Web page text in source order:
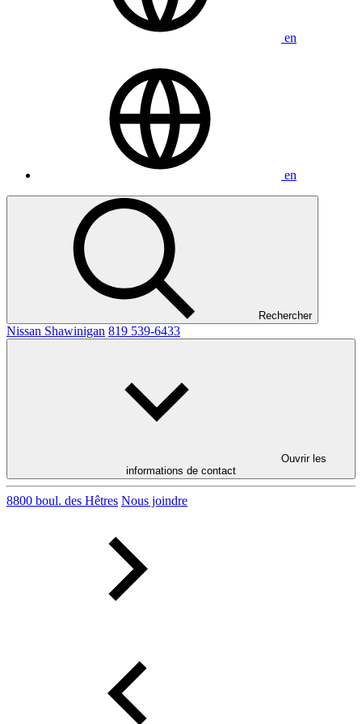
en
en
Rechercher
Nissan Shawinigan 819 539-6433
Ouvrir les
informations de contact
8800 boul. des Hêtres Nous joindre